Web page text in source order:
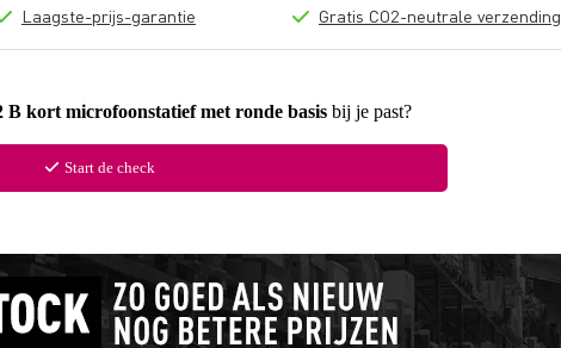
Laagste-prijs-garantie
Gratis CO2-neutrale verzending
B kort microfoonstatief met ronde basis bij je past?
Start de check